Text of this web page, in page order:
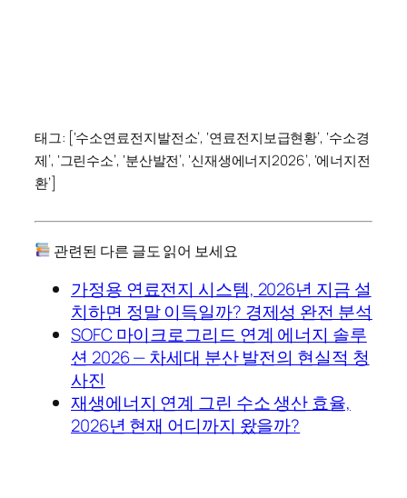
태그: [‘수소연료전지발전소’, ‘연료전지보급현황’, ‘수소경
제’, ‘그린수소’, ‘분산발전’, ‘신재생에너지2026’, ‘에너지전
환’]
관련된 다른 글도 읽어 보세요
가정용 연료전지 시스템, 2026년 지금 설
치하면 정말 이득일까? 경제성 완전 분석
SOFC 마이크로그리드 연계 에너지 솔루
션 2026 — 차세대 분산 발전의 현실적 청
사진
재생에너지 연계 그린 수소 생산 효율,
2026년 현재 어디까지 왔을까?